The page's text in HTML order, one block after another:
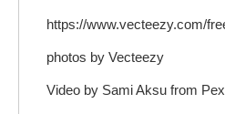
https://www.vecteezy.com/
photos by Vecteezy
Video by Sami Aksu from